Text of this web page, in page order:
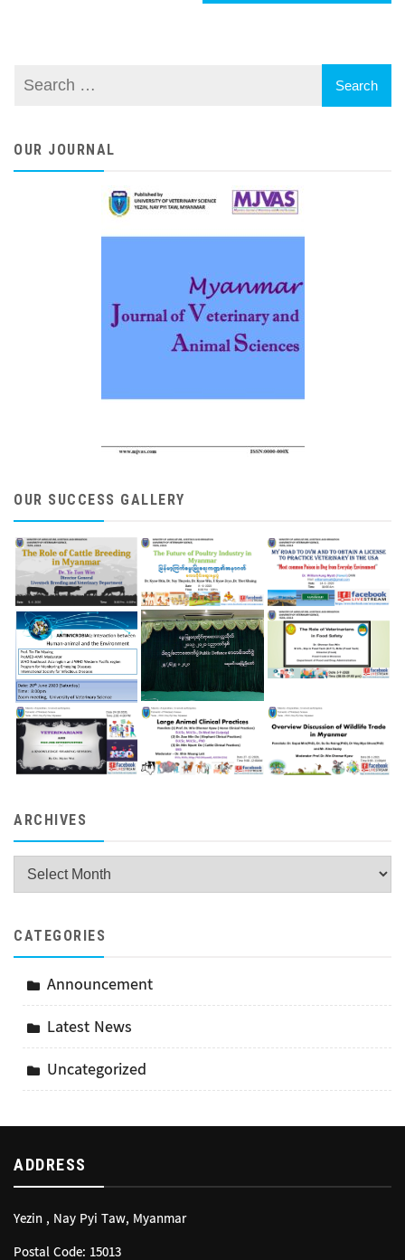
OUR JOURNAL
OUR SUCCESS GALLERY
ARCHIVES
Archives
CATEGORIES
Announcement
Latest News
Uncategorized
ADDRESS
Yezin , Nay Pyi Taw, Myanmar
Postal Code: 15013